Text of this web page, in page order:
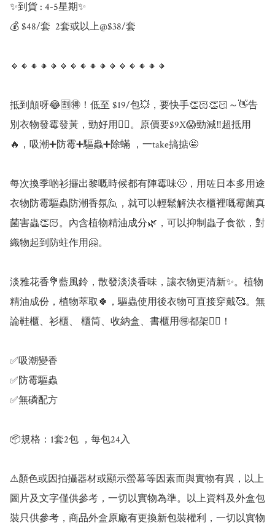
✨到貨 : 4-5星期✨
💰 $48/套  2套或以上@$38/套
🔸🔸🔸🔸🔸🔸🔸🔸🔸🔸🔸🔸🔸🔸🔸🔸
抵到顛呀😂🈹🉐！低至 $19/包💥，要快手👏🏻👏🏻～👋告
別衣物發霉發黃，勁好用👍🏻。原價要$9X😱勁減‼️超抵用
🔥，吸潮➕防霉➕驅蟲➕除蟎 ，一take搞掂🤩
每次換季啲衫攞出黎嘅時候都有陣霉味🤢，用咗日本多用途
衣物防霉驅蟲防潮香氛🙋‍，就可以輕鬆解決衣櫃裡嘅霉菌真
菌害蟲👏🏻。內含植物精油成分🌿，可以抑制蟲子食欲，對
織物起到防蛀作用🤗。
淡雅花香💐藍風鈴，散發淡淡香味，讓衣物更清新✨。植物
精油成份，植物萃取🍀，驅蟲使用後衣物可直接穿戴🥰。無
論鞋櫃、衫櫃、 櫃筒、收納盒、書櫃用🉐都架👍🏻！
✅吸潮變香
✅防霉驅蟲
✅無磷配方
📦規格：1套2包 ，每包24入
⚠顏色或因拍攝器材或顯示螢幕等因素而與實物有異，以上
圖片及文字僅供參考，一切以實物為準。以上資料及外盒包
裝只供參考，商品外盒原廠有更換新包裝權利，一切以實物